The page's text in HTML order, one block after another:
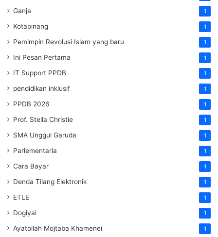
Ganja 1
Kotapinang 1
Pemimpin Revolusi Islam yang baru 1
Ini Pesan Pertama 1
IT Support PPDB 1
pendidikan inklusif 1
PPDB 2026 1
Prof. Stella Christie 1
SMA Unggul Garuda 1
Parlementaria 1
Cara Bayar 1
Denda Tilang Elektronik 1
ETLE 1
Dogiyai 1
Ayatollah Mojtaba Khamenei 1